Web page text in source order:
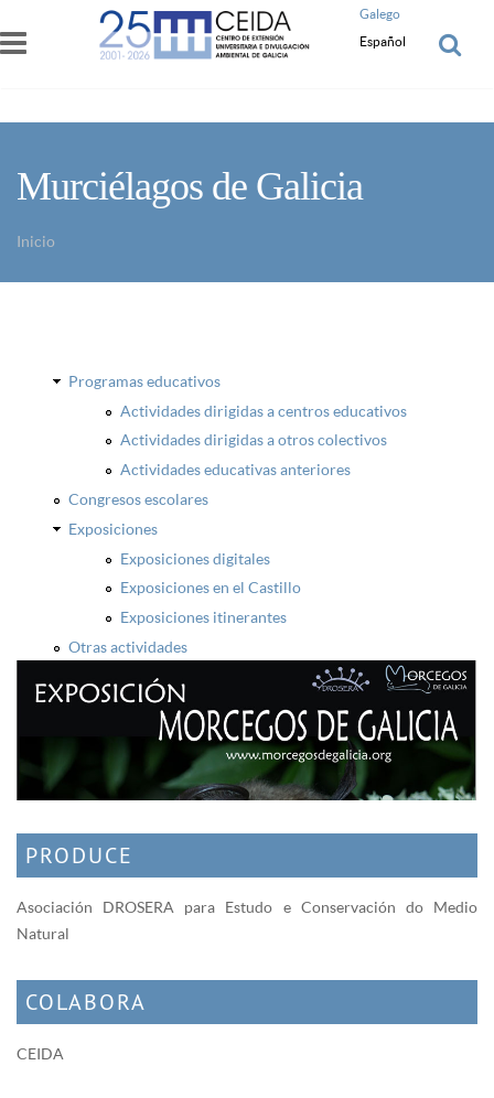
Pasar al contenido principal
Galego
Español
Murciélagos de Galicia
Inicio
Programas educativos
Actividades dirigidas a centros educativos
Actividades dirigidas a otros colectivos
Actividades educativas anteriores
Congresos escolares
Exposiciones
Exposiciones digitales
Exposiciones en el Castillo
Exposiciones itinerantes
Otras actividades
PRODUCE
Asociación DROSERA para Estudo e Conservación do Medio
Natural
COLABORA
CEIDA